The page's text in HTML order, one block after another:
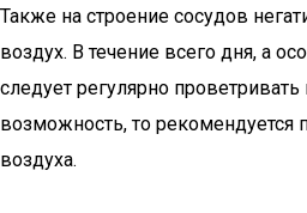
Также на строение сосудов
воздух. В течение всего дня, а
следует регулярно
возможность, то рекомендуется
воздуха.